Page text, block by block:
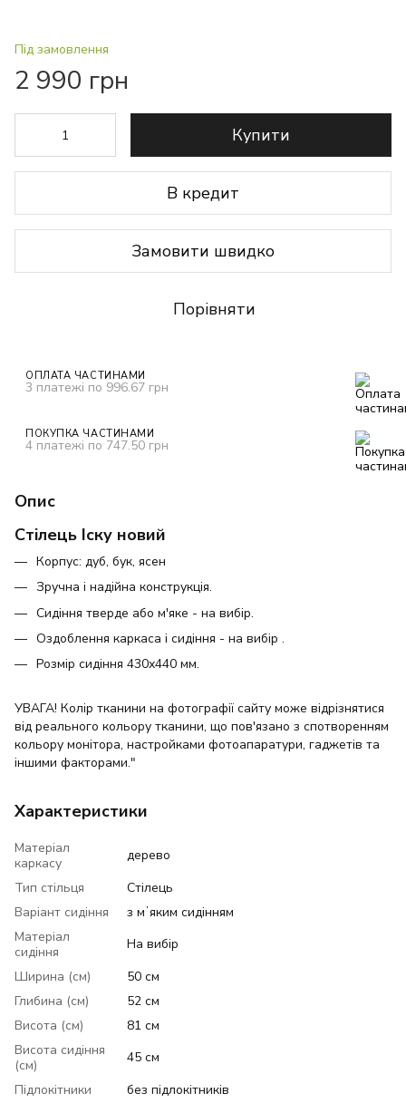
Під замовлення
2 990 грн
Купити
В кредит
Замовити швидко
Порівняти
ОПЛАТА ЧАСТИНАМИ
3 платежі по 996.67 грн
ПОКУПКА ЧАСТИНАМИ
4 платежі по 747.50 грн
Опис
Стілець Іску новий
Корпус: дуб, бук, ясен
Зручна і надійна конструкція.
Сидіння тверде або м'яке - на вибір.
Оздоблення каркаса і сидіння - на вибір .
Розмір сидіння 430х440 мм.
УВАГА! Колір тканини на фотографії сайту може відрізнятися
від реального кольору тканини, що пов'язано з спотворенням
кольору монітора, настройками фотоапаратури, гаджетів та
іншими факторами."
Характеристики
Матеріал
каркасу
дерево
Тип стільця
Стілець
Варіант сидіння
з мʼяким сидінням
Матеріал
сидіння
На вибір
Ширина (см)
50 см
Глибина (см)
52 см
Висота (см)
81 см
Висота сидіння
(см)
45 см
Підлокітники
без підлокітників